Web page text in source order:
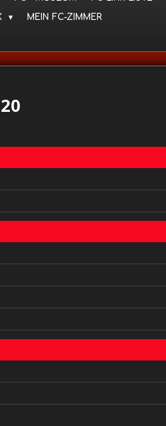
MEIN FC-ZIMMER